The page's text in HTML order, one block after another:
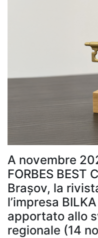
A novembre
FORBES BEST
Brașov, la
l’impresa
apportato allo
regionale (14